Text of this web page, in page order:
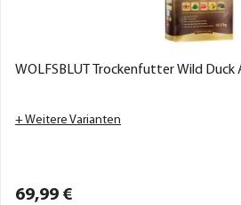
WOLFSBLUT Trockenfutter Wild
+ Weitere Varianten
69,99 €